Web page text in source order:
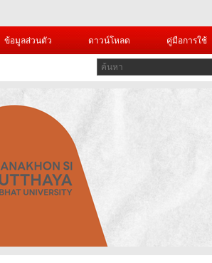
ข้อมูลส่วนตัว ดาวน์โหลด คู่มือการใช้